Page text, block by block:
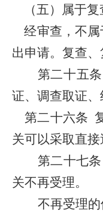
（五）属于
经审查，不
出申请。复查
第二十五条
证、调查取证
第二十六条
关可以采取直
第二十七条
关不再受理。
不再受理